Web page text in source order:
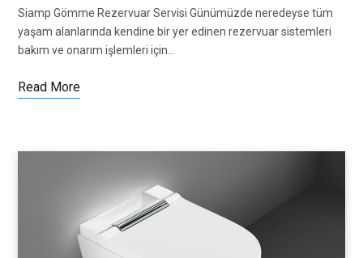
Siamp Gömme Rezervuar Servisi Günümüzde neredeyse tüm
yaşam alanlarında kendine bir yer edinen rezervuar sistemleri
bakım ve onarım işlemleri için…
Read More